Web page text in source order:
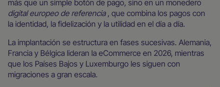
más que un simple botón de pago, sino en un monedero
digital europeo de referencia , que combina los pagos con
la identidad, la fidelización y la utilidad en el día a día.
La implantación se estructura en fases sucesivas. Alemania,
Francia y Bélgica lideran la eCommerce en 2026, mientras
que los Países Bajos y Luxemburgo les siguen con
migraciones a gran escala.